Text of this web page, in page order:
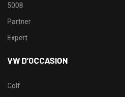
5008
Partner
Expert
VW D’OCCASION
Golf